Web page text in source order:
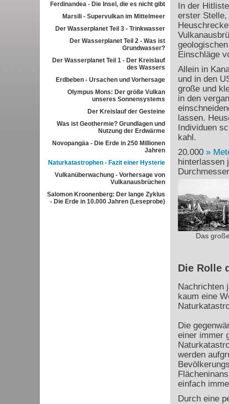
Ferdinandea - Die Insel, die es nicht gibt
Marsili - Supervulkan im Mittelmeer
Der Wasserplanet Teil 3 - Trinkwasser
Der Wasserplanet Teil 2 - Was ist
Grundwasser?
Der Wasserplanet Teil 1 - Der Kreislauf
des Wassers
Erdbeben - Ursachen und Vorhersage
Olympus Mons: Der größe Vulkan
unseres Sonnensystems
Der Kreislauf der Gesteine
Was ist Geothermie? Grundlagen und
Nutzung der Erdwärme
Novopangäa - Die Erde in 250 Millionen
Jahren
Naturkatastrophen - Fazit einer Hysterie
Vulkanüberwachung - Vorhersage von
Vulkanausbrüchen
Salomon Kroonenberg: Der lange Zyklus
- Die Erde in 10.000 Jahren (Leseprobe)
In der
erster Stelle,
Einschläge
Allein in
und in den
große und
in den
lassen.
Individuen
kahl.
20.000
hinterlassen
Das
Die Rolle
Nachrichten
kaum eine
Die
einer immer
werden
einfach
Durch eine